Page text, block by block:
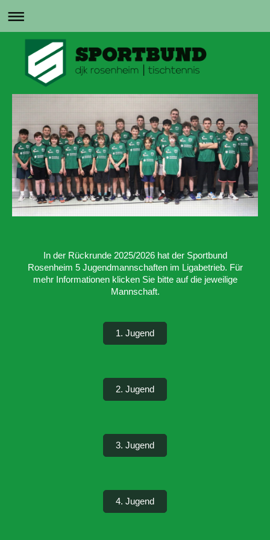
In der Rückrunde 2025/2026 hat der Sportbund
Rosenheim 5 Jugendmannschaften im Ligabetrieb. Für
mehr Informationen klicken Sie bitte auf die jeweilige
Mannschaft.
1. Jugend
2. Jugend
3. Jugend
4. Jugend